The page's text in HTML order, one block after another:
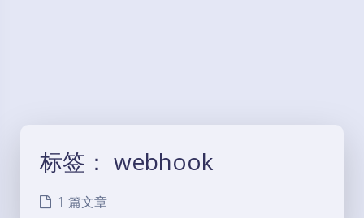
标签： webhook
1 篇文章